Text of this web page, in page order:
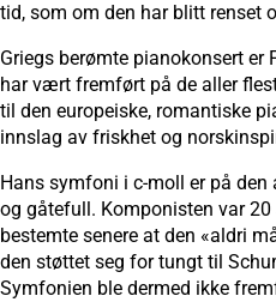
tid, som om den har blitt renset
Griegs berømte pianokonsert er
har vært fremført på de aller
til den europeiske, romantiske
innslag av friskhet og
Hans symfoni i c-moll er på
og gåtefull. Komponisten var 20
bestemte senere at den «aldri
den støttet seg for tungt til
Symfonien ble dermed ikke